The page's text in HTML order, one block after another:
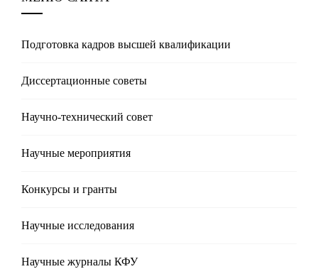
Подготовка кадров высшей квалификации
Диссертационные советы
Научно-технический совет
Научные мероприятия
Конкурсы и гранты
Научные исследования
Научные журналы КФУ